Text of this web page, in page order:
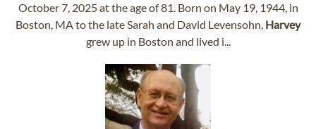
October 7, 2025 at the age of 81. Born on May 19, 1944, in
Boston, MA to the late Sarah and David Levensohn, Harvey
grew up in Boston and lived i...